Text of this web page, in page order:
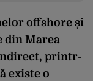
offshore și
din Marea
printr-
existe o